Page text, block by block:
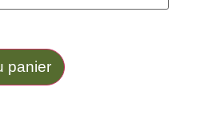
panier